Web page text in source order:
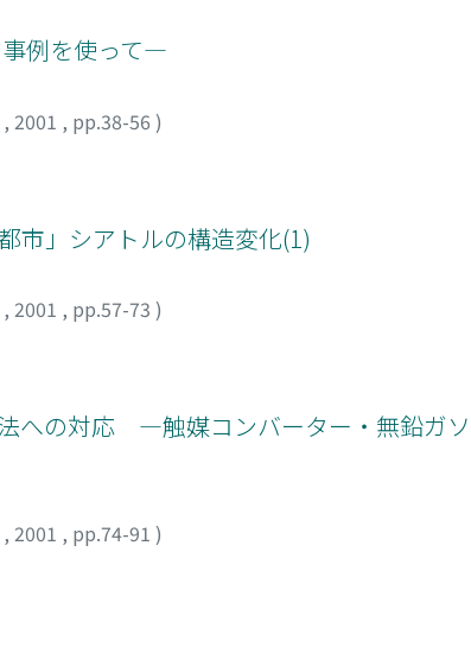
例を使って―
, 2001 , pp.38-56 )
市」シアトルの構造変化(1)
, 2001 , pp.57-73 )
への対応 ―触媒コンバーター・無鉛ガ
, 2001 , pp.74-91 )